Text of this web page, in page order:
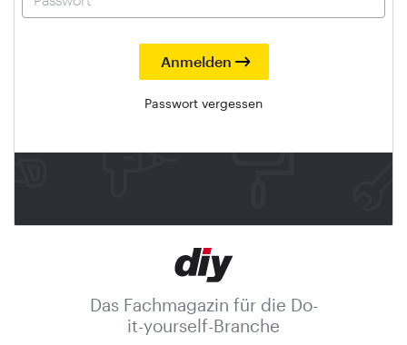
Passwort vergessen
Das Fachmagazin für die Do-
it-yourself-Branche